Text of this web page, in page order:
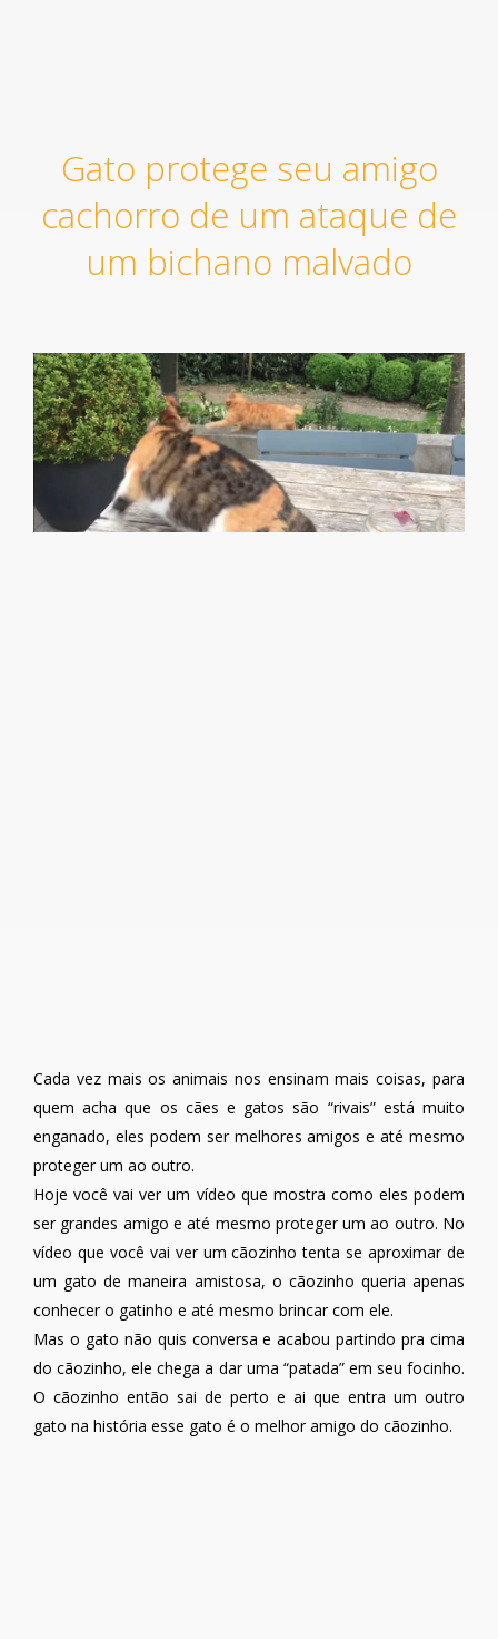
Gato protege seu amigo
cachorro de um ataque de
um bichano malvado
Cada vez mais os animais nos ensinam mais coisas, para
quem acha que os cães e gatos são “rivais” está muito
enganado, eles podem ser melhores amigos e até mesmo
proteger um ao outro.
Hoje você vai ver um vídeo que mostra como eles podem
ser grandes amigo e até mesmo proteger um ao outro. No
vídeo que você vai ver um cãozinho tenta se aproximar de
um gato de maneira amistosa, o cãozinho queria apenas
conhecer o gatinho e até mesmo brincar com ele.
Mas o gato não quis conversa e acabou partindo pra cima
do cãozinho, ele chega a dar uma “patada” em seu focinho.
O cãozinho então sai de perto e ai que entra um outro
gato na história esse gato é o melhor amigo do cãozinho.